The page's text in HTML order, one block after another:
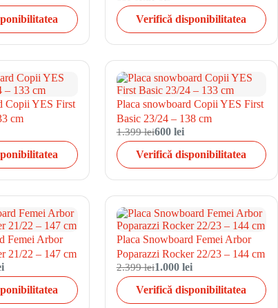
Verifică disponibilitatea
Copii YES First
cm
Placa snowboard Copii YES First
Basic 23/24 – 138 cm
1.399 lei600 lei
Verifică disponibilitatea
Femei Arbor
21/22 – 147 cm
Placa Snowboard Femei Arbor
Poparazzi Rocker 22/23 – 144 cm
2.399 lei1.000 lei
Verifică disponibilitatea